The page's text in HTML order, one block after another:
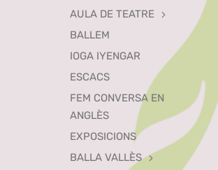
AULA DE TEATRE
BALLEM
IOGA IYENGAR
ESCACS
FEM CONVERSA EN
ANGLÈS
EXPOSICIONS
BALLA VALLÈS